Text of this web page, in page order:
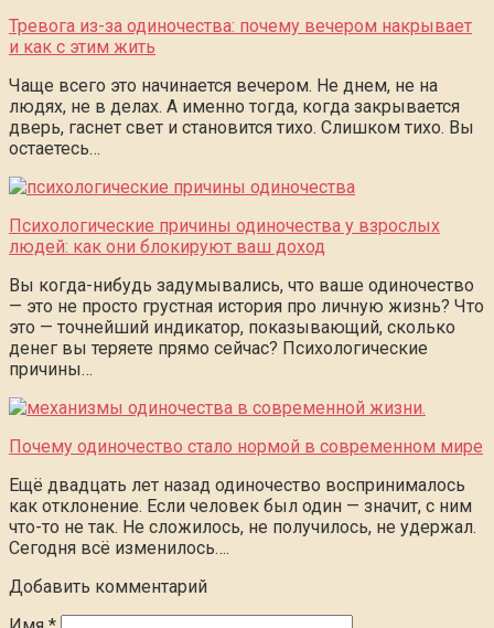
Тревога из-за одиночества: почему вечером накрывает
и как с этим жить
Чаще всего это начинается вечером. Не днем, не на
людях, не в делах. А именно тогда, когда закрывается
дверь, гаснет свет и становится тихо. Слишком тихо. Вы
остаетесь…
Психологические причины одиночества у взрослых
людей: как они блокируют ваш доход
Вы когда-нибудь задумывались, что ваше одиночество
— это не просто грустная история про личную жизнь? Что
это — точнейший индикатор, показывающий, сколько
денег вы теряете прямо сейчас? Психологические
причины…
Почему одиночество стало нормой в современном мире
Ещё двадцать лет назад одиночество воспринималось
как отклонение. Если человек был один — значит, с ним
что-то не так. Не сложилось, не получилось, не удержал.
Сегодня всё изменилось….
Добавить комментарий